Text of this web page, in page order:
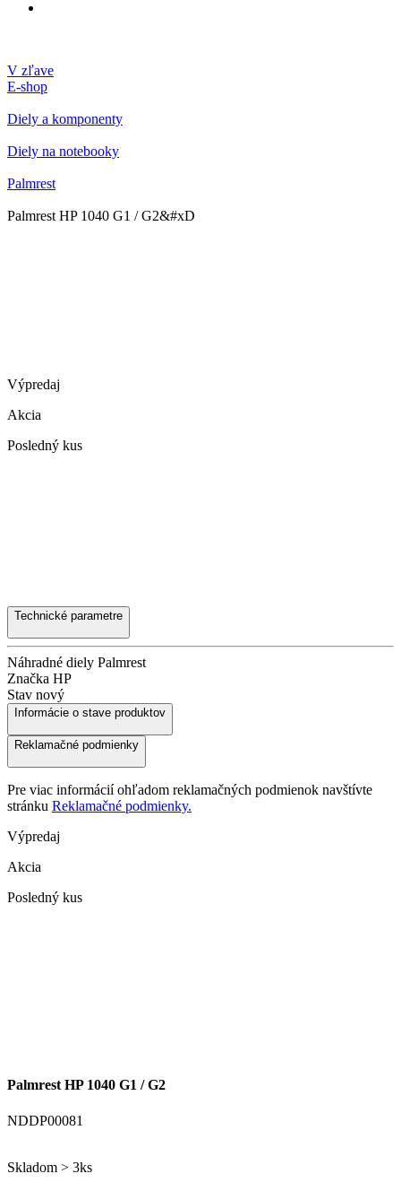
V zľave
E-shop
Diely a komponenty
Diely na notebooky
Palmrest
Palmrest HP 1040 G1 / G2&#xD
Výpredaj
Akcia
Posledný kus
Technické parametre
Náhradné diely Palmrest
Značka HP
Stav nový
Informácie o stave produktov
Reklamačné podmienky
Pre viac informácií ohľadom reklamačných podmienok navštívte
stránku Reklamačné podmienky.
Výpredaj
Akcia
Posledný kus
Palmrest HP 1040 G1 / G2
NDDP00081
Skladom > 3ks